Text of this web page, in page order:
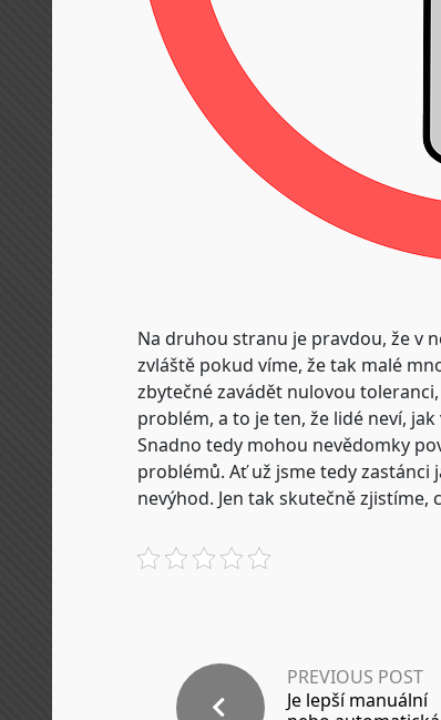
Na druhou stranu je pravdou, že v
zvláště pokud víme, že tak malé
zbytečné zavádět nulovou
problém, a to je ten, že lidé neví,
Snadno tedy mohou nevědomky
problémů. Ať už jsme tedy
nevýhod. Jen tak skutečně zjistíme,
PREVIOUS POST
Je lepší manuální